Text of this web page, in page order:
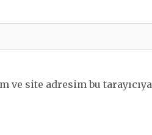
ve site adresim bu tarayıcıya